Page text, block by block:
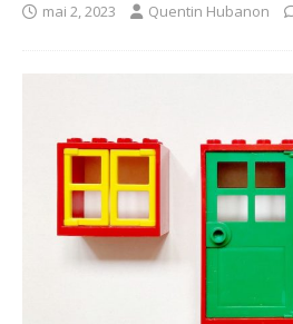
mai 2, 2023 Quentin Hubanon